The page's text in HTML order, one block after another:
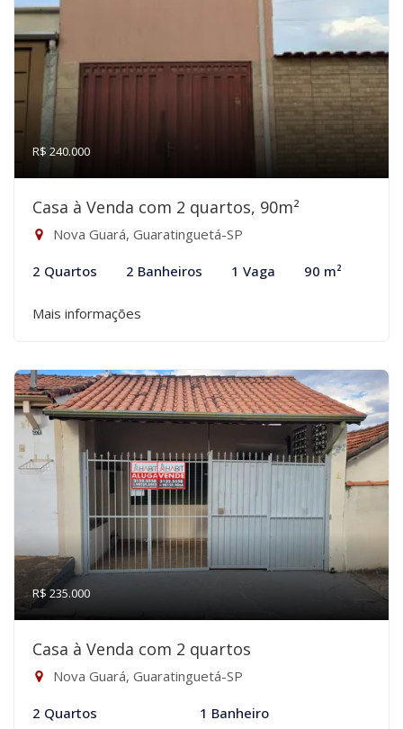
R$ 240.000
Casa à Venda com 2 quartos, 90m²
Nova Guará, Guaratinguetá-SP
2 Quartos 2 Banheiros 1 Vaga 90 m²
Mais informações
R$ 235.000
Casa à Venda com 2 quartos
Nova Guará, Guaratinguetá-SP
2 Quartos 1 Banheiro